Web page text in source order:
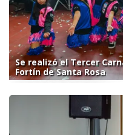
Se realizó el Tercer
Fortín de Santa Rosa